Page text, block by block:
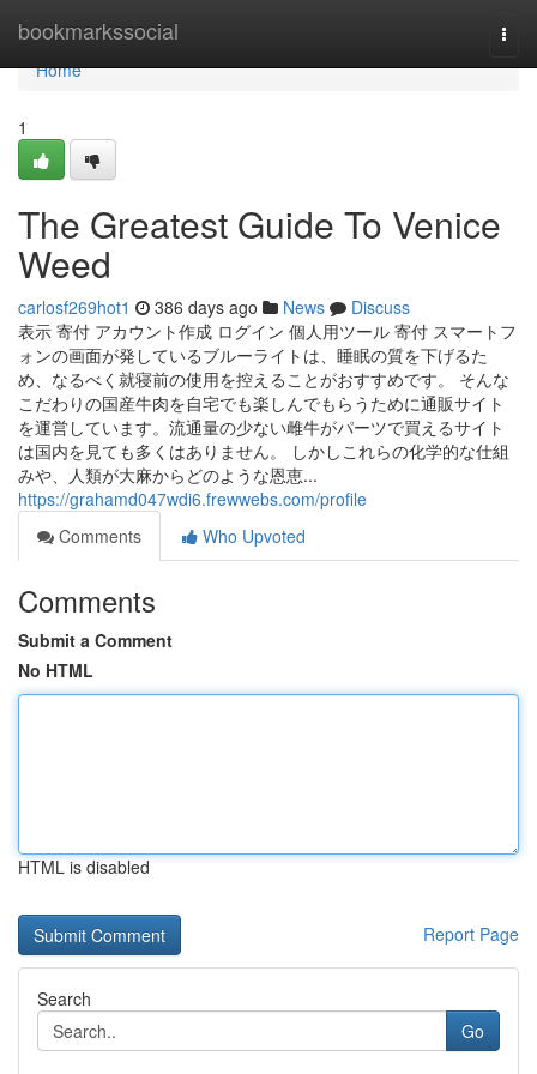
bookmarkssocial
Home
Home
1
The Greatest Guide To Venice
Weed
carlosf269hot1 386 days ago News
Discuss
表示 寄付 アカウント作成 ログイン 個人用ツール 寄付 スマートフ
ォンの画面が発しているブルーライトは、睡眠の質を下げるた
め、なるべく就寝前の使用を控えることがおすすめです。 そんな
こだわりの国産牛肉を自宅でも楽しんでもらうために通販サイト
を運営しています。流通量の少ない雌牛がパーツで買えるサイト
は国内を見ても多くはありません。 しかしこれらの化学的な仕組
みや、人類が大麻からどのような恩恵...
https://grahamd047wdi6.frewwebs.com/profile
Comments
Who Upvoted
Comments
Submit a Comment
No HTML
HTML is disabled
Report Page
Search
Go